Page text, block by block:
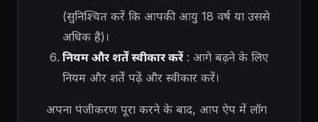
(सुनिश्चित करें कि आपकी आयु 18 वर्ष या उससे
अधिक है)।
नियम और शर्तें स्वीकार करें: आगे बढ़ने के लिए
नियम और शर्तें पढ़ें और स्वीकार करें।
अपना पंजीकरण पूरा करने के बाद, आप ऐप में लॉग